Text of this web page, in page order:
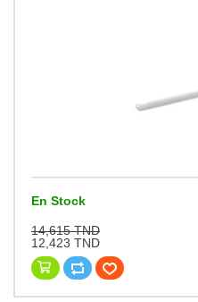
En Stock
14,615 TND
12,423 TND